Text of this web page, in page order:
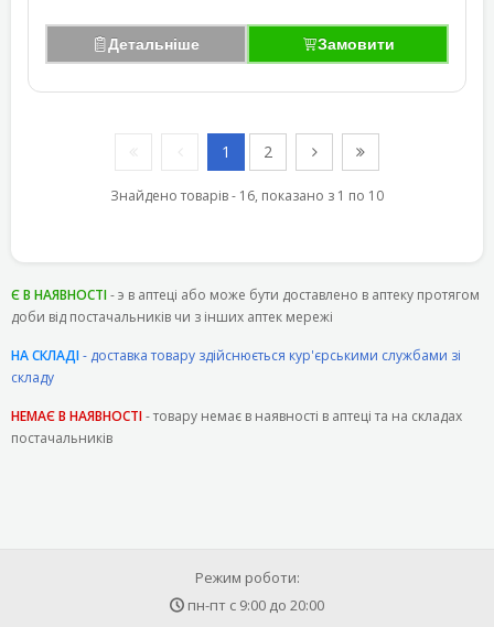
Детальніше Замовити
1 2
Знайдено товарів - 16, показано з 1 по 10
Є В НАЯВНОСТІ- э в аптеці або може бути доставлено в аптеку протягом
доби від постачальників чи з інших аптек мережі
НА СКЛАДІ- доставка товару здійснюється кур'єрськими службами зі
складу
НЕМАЄ В НАЯВНОСТІ- товару немає в наявності в аптеці та на складах
постачальників
Режим роботи:
пн-пт с 9:00 до 20:00